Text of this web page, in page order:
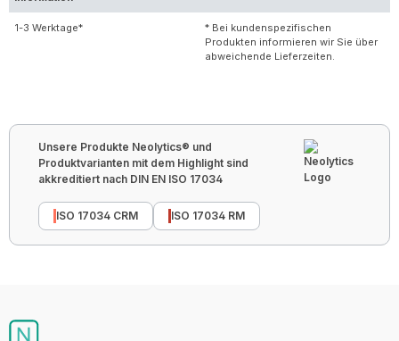
1-3 Werktage*
* Bei kundenspezifischen
Produkten informieren wir Sie über
abweichende Lieferzeiten.
Unsere Produkte Neolytics® und
Produktvarianten mit dem Highlight sind
akkreditiert nach DIN EN ISO 17034
ISO 17034 CRM ISO 17034 RM